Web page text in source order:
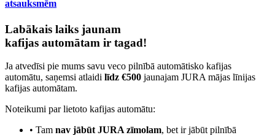
atsauksmēm
Labākais laiks jaunam
kafijas automātam ir tagad!
Ja atvedīsi pie mums savu veco pilnībā automātisko kafijas
automātu, saņemsi atlaidi līdz €500 jaunajam JURA mājas līnijas
kafijas automātam.
Noteikumi par lietoto kafijas automātu:
• Tam nav jābūt JURA zīmolam, bet ir jābūt pilnībā